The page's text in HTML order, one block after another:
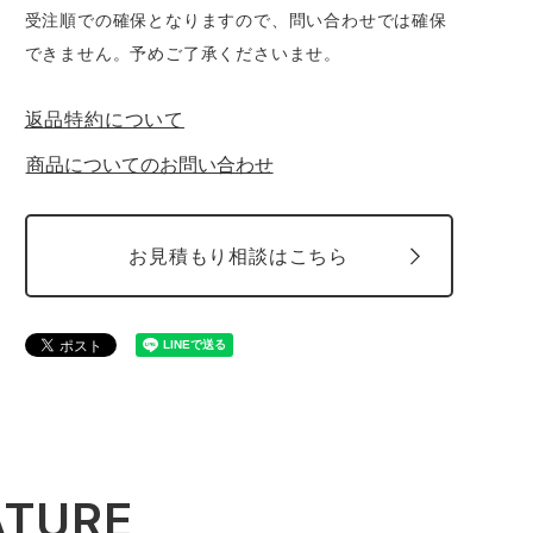
受注順での確保となりますので、問い合わせでは確保
できません。予めご了承くださいませ。
返品特約について
商品についてのお問い合わせ
お見積もり相談はこちら